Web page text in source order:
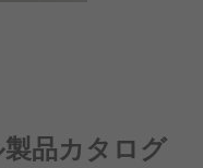
品カタログ